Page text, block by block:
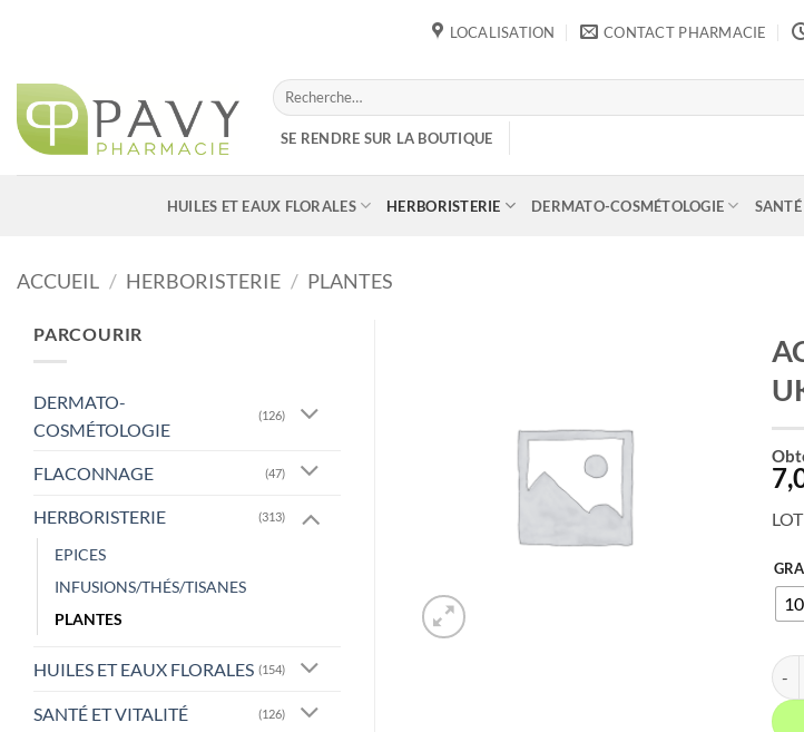
LOCALISATION CONTACT PHARMACIE
Recherche
pour :
SE RENDRE SUR LA BOUTIQUE
HUILES ET EAUX FLORALES HERBORISTERIE DERMATO-COSMÉTOLOGIE
ACCUEIL / HERBORISTERIE / PLANTES
PARCOURIR
DERMATO-
COSMÉTOLOGIE
(126)
FLACONNAGE (47)
HERBORISTERIE (313)
EPICES
INFUSIONS/THÉS/TISANES
PLANTES
HUILES ET EAUX FLORALES (154)
SANTÉ ET VITALITÉ (126)